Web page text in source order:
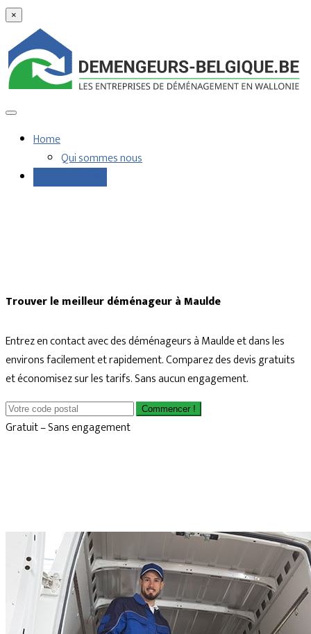
×
Home
Qui sommes nous
Trouver le meilleur déménageur à Maulde
Entrez en contact avec des déménageurs à Maulde et dans les
environs facilement et rapidement. Comparez des devis gratuits
et économisez sur les tarifs. Sans aucun engagement.
Commencer !
Gratuit – Sans engagement